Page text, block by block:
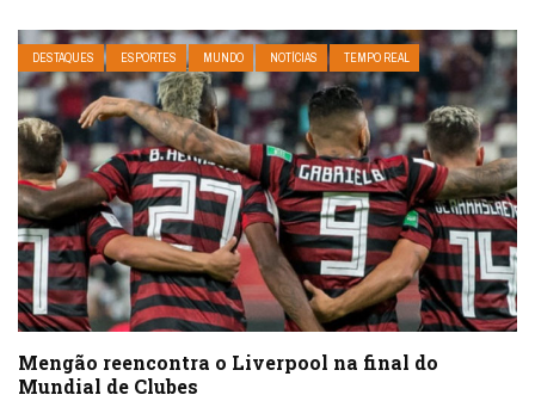
DESTAQUES ESPORTES MUNDO NOTÍCIAS TEMPO REAL
Mengão reencontra o Liverpool na final do
Mundial de Clubes